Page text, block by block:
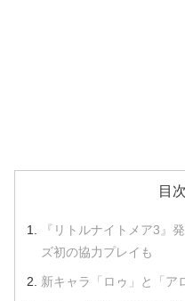
目次
『リトルナイトメア3』
ズ初の協力プレイも
新キャラ「ロゥ」と「ア